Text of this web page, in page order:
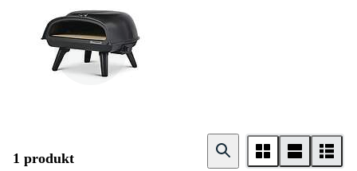
1 produkt